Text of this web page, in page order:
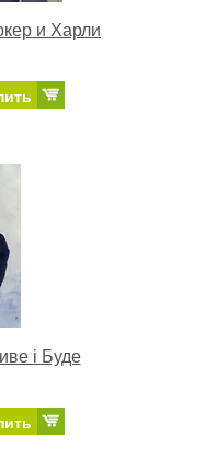
и Харли
і Буде